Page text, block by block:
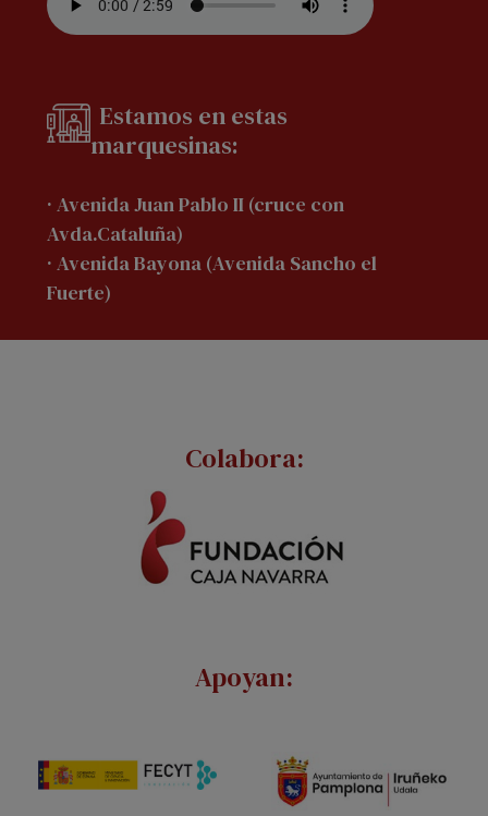
Estamos en estas
marquesinas:
· Avenida Juan Pablo II (cruce con
Avda.Cataluña)
· Avenida Bayona (Avenida Sancho el
Fuerte)
Colabora:
Apoyan: